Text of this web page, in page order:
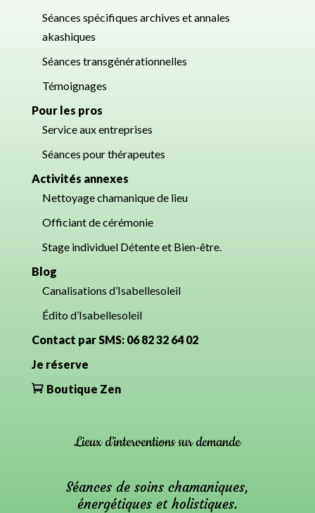
Séances spécifiques archives et annales
akashiques
Séances transgénérationnelles
Témoignages
Pour les pros
Service aux entreprises
Séances pour thérapeutes
Activités annexes
Nettoyage chamanique de lieu
Officiant de cérémonie
Stage individuel Détente et Bien-être.
Blog
Canalisations d’Isabellesoleil
Édito d’Isabellesoleil
Contact par SMS: 06 82 32 64 02
Je réserve
Boutique Zen
Lieux d’interventions sur demande
Séances de soins chamaniques,
énergétiques et holistiques.